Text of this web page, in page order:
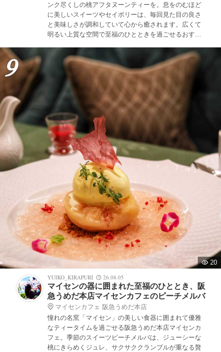
ンク尽くしの桃アフタヌーンティーを。息をのむほど
に美しいスイーツやセイボリーは、毎回見た目の良さ
と美味しさが調和していて心から癒されます。広くて
明るい上質な空間で至福のひとときを過ごせるおすす
9
20
YUIKO_KIRAPURI
26.08.05
マイセンの器に囲まれた至福のひととき、阪
急うめだ本店マイセンカフェのピーチメルバ
マイセンカフェ 阪急うめだ本店
憧れの名窯「マイセン」の美しい食器に囲まれて優雅
なティータイムを過ごせる阪急うめだ本店マイセンカ
フェ。季節のスイーツピーチメルバは、ジューシーな
桃にきらめくジュレ、サクサククランブルが重なる贅